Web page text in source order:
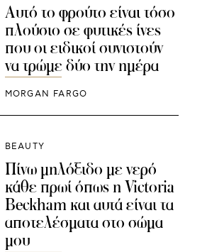
Αυτό το φρούτο είναι τόσο
πλούσιο σε φυτικές ίνες
που οι ειδικοί συνιστούν
να τρώμε δύο την ημέρα
MORGAN FARGO
BEAUTY
Πίνω μηλόξιδο με νερό
κάθε πρωί όπως η Victoria
Beckham και αυτά είναι τα
αποτελέσματα στο σώμα
μου